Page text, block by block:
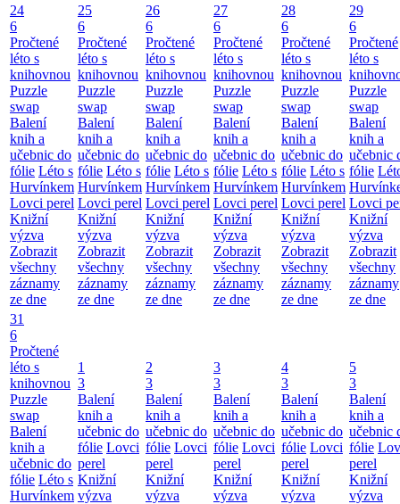
24
6
Pročtené
léto s
knihovnou
Puzzle
swap
Balení
knih a
učebnic do
fólie Léto s
Hurvínkem
Lovci perel
Knižní
výzva
Zobrazit
všechny
záznamy
ze dne
25
6
Pročtené
léto s
knihovnou
Puzzle
swap
Balení
knih a
učebnic do
fólie Léto s
Hurvínkem
Lovci perel
Knižní
výzva
Zobrazit
všechny
záznamy
ze dne
26
6
Pročtené
léto s
knihovnou
Puzzle
swap
Balení
knih a
učebnic do
fólie Léto s
Hurvínkem
Lovci perel
Knižní
výzva
Zobrazit
všechny
záznamy
ze dne
27
6
Pročtené
léto s
knihovnou
Puzzle
swap
Balení
knih a
učebnic do
fólie Léto s
Hurvínkem
Lovci perel
Knižní
výzva
Zobrazit
všechny
záznamy
ze dne
28
6
Pročtené
léto s
knihovnou
Puzzle
swap
Balení
knih a
učebnic do
fólie Léto s
Hurvínkem
Lovci perel
Knižní
výzva
Zobrazit
všechny
záznamy
ze dne
29
6
Pročtené
léto s
Puzzle
swap
Balení
knih a
učebnic
fólie
Lovci
Knižní
výzva
Zobrazit
všechny
záznamy
ze dne
31
6
Pročtené
léto s
knihovnou
Puzzle
swap
Balení
knih a
učebnic do
fólie Léto s
Hurvínkem
1
3
Balení
knih a
učebnic do
fólie Lovci
perel
Knižní
výzva
2
3
Balení
knih a
učebnic do
fólie Lovci
perel
Knižní
výzva
3
3
Balení
knih a
učebnic do
fólie Lovci
perel
Knižní
výzva
4
3
Balení
knih a
učebnic do
fólie Lovci
perel
Knižní
výzva
5
3
Balení
knih a
učebnic
fólie
perel
Knižní
výzva